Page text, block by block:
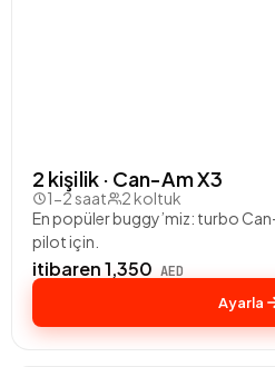
2 kişilik · Can-Am X3
1-2 saat
2 koltuk
En popüler buggy’miz: turbo
pilot için.
itibaren 1,350 AED
Ayarla